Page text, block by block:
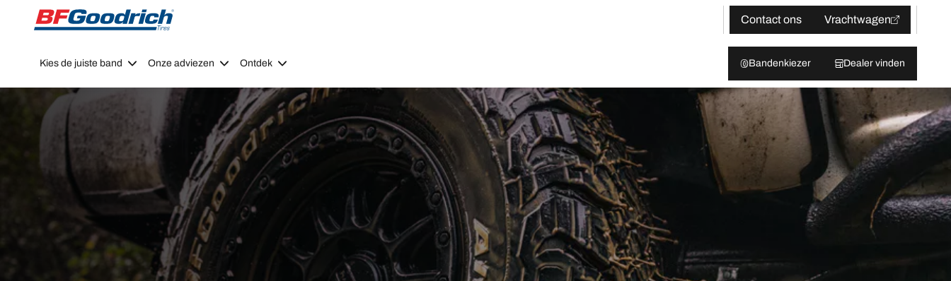
Go to page content
Go to page navigation
Contact ons
Vrachtwagen
Kies de juiste band Onze adviezen Ontdek Bandenkiezer Dealer vinden